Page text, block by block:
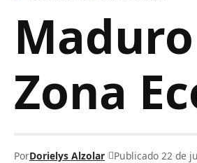
Zona
PorDorielys Alzolar Publicado 22 de